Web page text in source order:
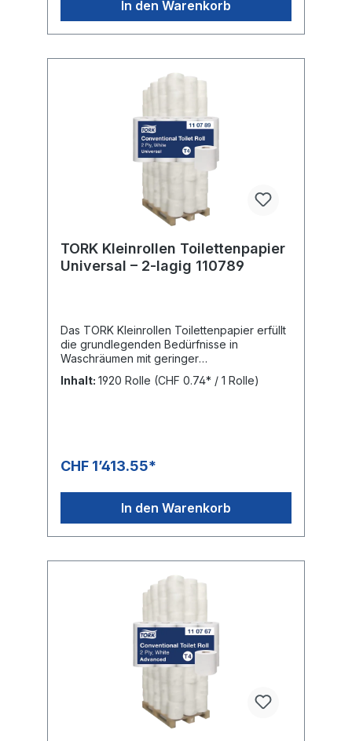
In den Warenkorb
TORK Kleinrollen Toilettenpapier
Universal – 2-lagig 110789
Das TORK Kleinrollen Toilettenpapier erfüllt
die grundlegenden Bedürfnisse in
Waschräumen mit geringer
Besucherfrequenz und bietet ein gutes
Preis-Leistungs-Verhältnis. Kosteneffizienz
Inhalt: 1920 Rolle (CHF 0.74* / 1 Rolle)
CHF 1’413.55*
In den Warenkorb